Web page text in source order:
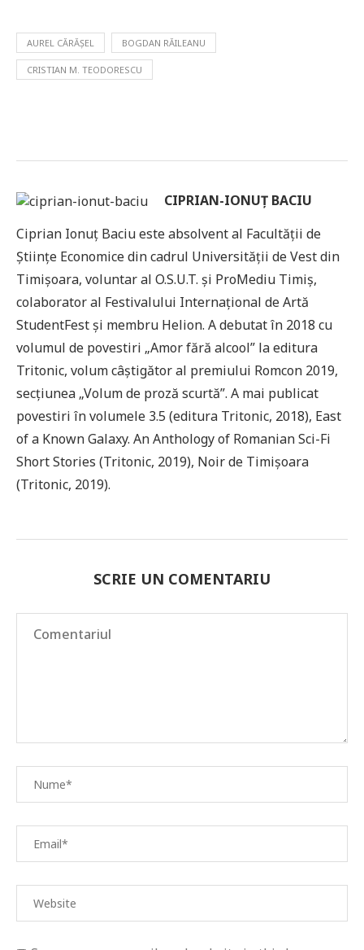
AUREL CĂRĂȘEL BOGDAN RĂILEANU
CRISTIAN M. TEODORESCU
CIPRIAN-IONUȚ BACIU
Ciprian Ionuț Baciu este absolvent al Facultății de
Științe Economice din cadrul Universității de Vest din
Timișoara, voluntar al O.S.U.T. și ProMediu Timiș,
colaborator al Festivalului Internațional de Artă
StudentFest și membru Helion. A debutat în 2018 cu
volumul de povestiri „Amor fără alcool” la editura
Tritonic, volum câștigător al premiului Romcon 2019,
secțiunea „Volum de proză scurtă”. A mai publicat
povestiri în volumele 3.5 (editura Tritonic, 2018), East
of a Known Galaxy. An Anthology of Romanian Sci-Fi
Short Stories (Tritonic, 2019), Noir de Timișoara
(Tritonic, 2019).
SCRIE UN COMENTARIU